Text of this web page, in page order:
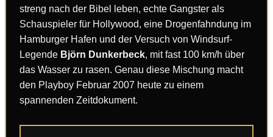
streng nach der Bibel leben, echte Gangster als
Schauspieler für Hollywood, eine Drogenfahndung im
Hamburger Hafen und der Versuch von Windsurf-
Legende Björn Dunkerbeck, mit fast 100 km/h über
das Wasser zu rasen. Genau diese Mischung macht
den Playboy Februar 2007 heute zu einem
spannenden Zeitdokument.